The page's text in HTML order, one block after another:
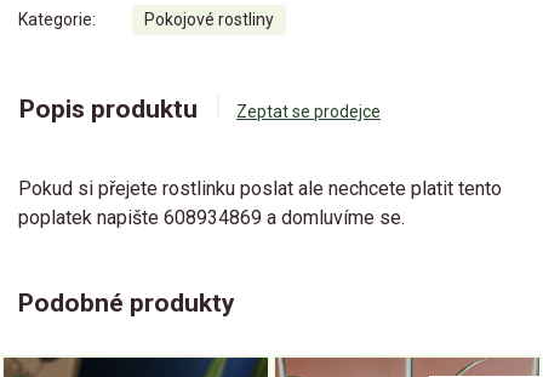
Kategorie: Pokojové rostliny
Popis produktu Zeptat se prodejce
Pokud si přejete rostlinku poslat ale nechcete platit tento
poplatek napište 608934869 a domluvíme se.
Podobné produkty